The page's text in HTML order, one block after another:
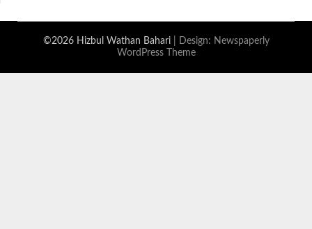
©2026 Hizbul Wathan Bahari | Design: Newspaperly
WordPress Theme